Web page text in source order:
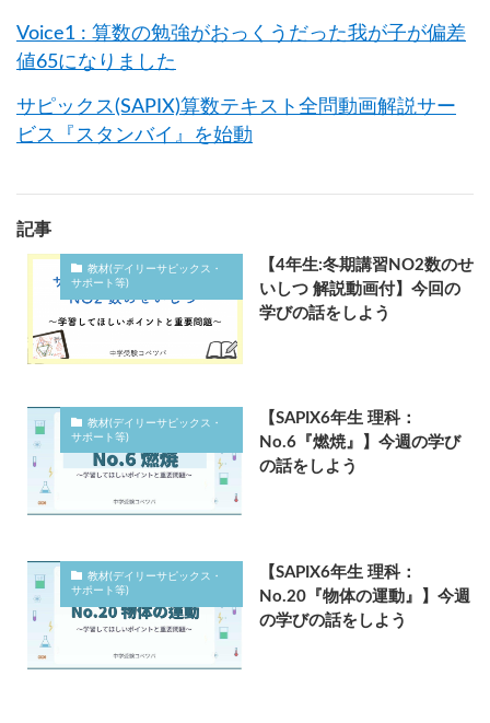
Voice1 : 算数の勉強がおっくうだった我が子が偏差
値65になりました
サピックス(SAPIX)算数テキスト全問動画解説サー
ビス『スタンバイ』を始動
記事
教材(デイリーサピックス・
サポート等)
【4年生:冬期講習NO2数のせ
いしつ 解説動画付】今回の
学びの話をしよう
教材(デイリーサピックス・
サポート等)
【SAPIX6年生 理科：
No.6『燃焼』】今週の学び
の話をしよう
教材(デイリーサピックス・
サポート等)
【SAPIX6年生 理科：
No.20『物体の運動』】今週
の学びの話をしよう